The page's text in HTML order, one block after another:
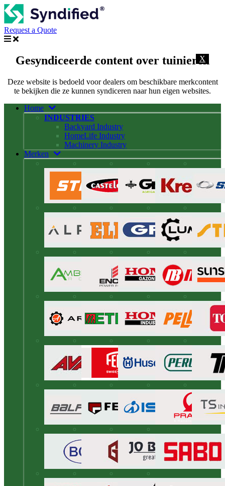
Request a Quote
X
Gesyndiceerde content over tuinieren
Deze website is bedoeld voor dealers om beschikbare merkcontent
te bekijken die ze kunnen syndiceren naar hun eigen websites.
Home
INDUSTRIES
Backyard Industry
HomeLife Industry
Machinery Industry
Merken